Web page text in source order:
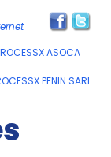
ASOCA
PENIN SARL